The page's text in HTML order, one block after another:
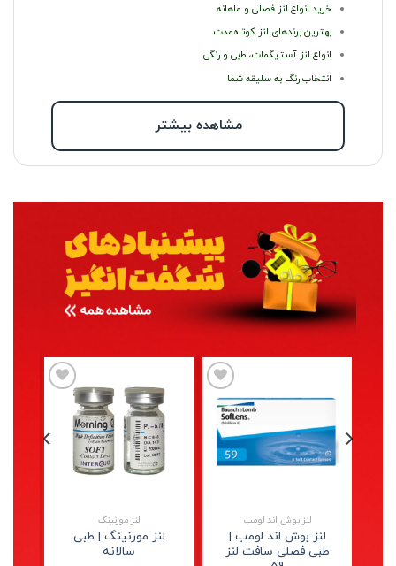
خرید انواع لنز فصلی و ماهانه
بهترین برندهای لنز کوتاه‌مدت
انواع لنز آستیگمات، طبی و رنگی
انتخاب رنگ به سلیقه شما
مشاهده بیشتر
علاقه
مندی
لنز بوش اند لومب
لنز بوش اند لومب |
طبی فصلی سافت لنز
مندی
لنز مورنینگ
لنز مورنینگ | طبی
سالانه